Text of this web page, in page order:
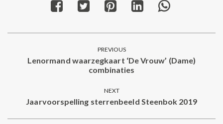
Share
Facebook
Share
Twitter
Share
Pinterest
Share
LinkedInWhatsApp
navigation
PREVIOUS
Previous
Lenormand waarzegkaart ‘De Vrouw’ (Dame)
combinaties
NEXT
Next
post:
Jaarvoorspelling sterrenbeeld Steenbok 2019